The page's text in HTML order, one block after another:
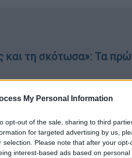
My Personal Information
opt-out of the sale, sharing to third
for targeted advertising by us,
selection. Please note that after your
interest-based ads based on
και τη σκότωσα»: Τα
ότι κακοποίησε